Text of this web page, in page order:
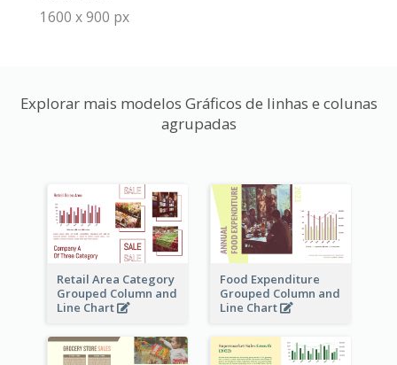
1600 x 900 px
Explorar mais modelos Gráficos de linhas e colunas
agrupadas
Retail Area Category
Grouped Column and
Line Chart
Food Expenditure
Grouped Column and
Line Chart